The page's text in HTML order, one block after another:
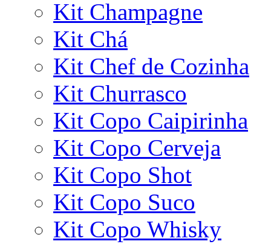
Kit Champagne
Kit Chá
Kit Chef de Cozinha
Kit Churrasco
Kit Copo Caipirinha
Kit Copo Cerveja
Kit Copo Shot
Kit Copo Suco
Kit Copo Whisky